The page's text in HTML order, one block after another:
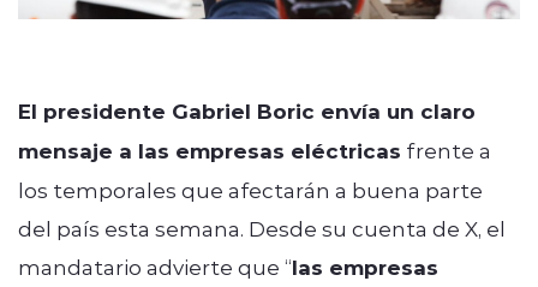
El presidente Gabriel Boric envía un claro
mensaje a las empresas eléctricas frente a
los temporales que afectarán a buena parte
del país esta semana. Desde su cuenta de X, el
mandatario advierte que “las empresas